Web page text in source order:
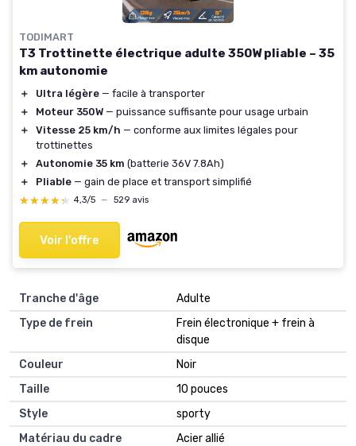
TODIMART
T3 Trottinette électrique adulte 350W pliable – 35
km autonomie
＋ Ultra légère — facile à transporter
＋
Moteur 350W — puissance suffisante pour usage urbain
＋
Vitesse 25 km/h — conforme aux limites légales pour
trottinettes
＋
Autonomie 35 km (batterie 36V 7.8Ah)
＋
Pliable — gain de place et transport simplifié
★★★★★
★★★★★ 4,3/5 — 529 avis
Voir l'offre
Tranche d'âge
‎Adulte
Type de frein
‎Frein électronique + frein à
disque
Couleur
‎Noir
Taille
‎10 pouces
Style
‎sporty
Matériau du cadre
‎Acier allié